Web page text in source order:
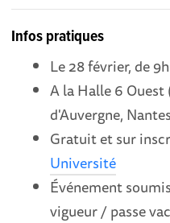
Infos pratiques
Le 28 février, de
A la Halle 6 Ouest
d'Auvergne,
Gratuit et sur
Université
Événement
vigueur / passe